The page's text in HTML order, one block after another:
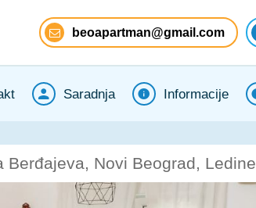
beoapartman@gmail.com
Saradnja Informacije
Berđajeva, Novi Beograd, Ledine